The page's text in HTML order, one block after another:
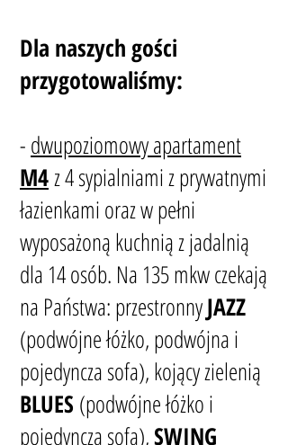
Dla naszych gości
przygotowaliśmy:
-dwupoziomowy apartament
M4z 4 sypialniami z prywatnymi
łazienkami oraz w pełni
wyposażonąkuchnią z jadalnią
dla 14 osób. Na 135 mkw czekają
na Państwa:przestronnyJAZZ
(podwójne łóżko, podwójna i
pojedyncza sofa),kojący zielenią
BLUES (podwójne łóżko i
pojedyncza sofa),SWING